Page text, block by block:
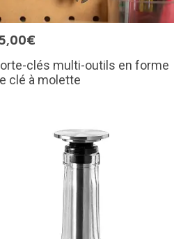
clés multi-outils en forme
clé à molette